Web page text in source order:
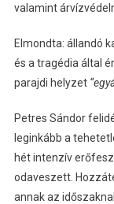
valamint
Elmondta: állandó
és a tragédia által
parajdi helyzet
Petres Sándor
leginkább a
hét intenzív
odaveszett.
annak az